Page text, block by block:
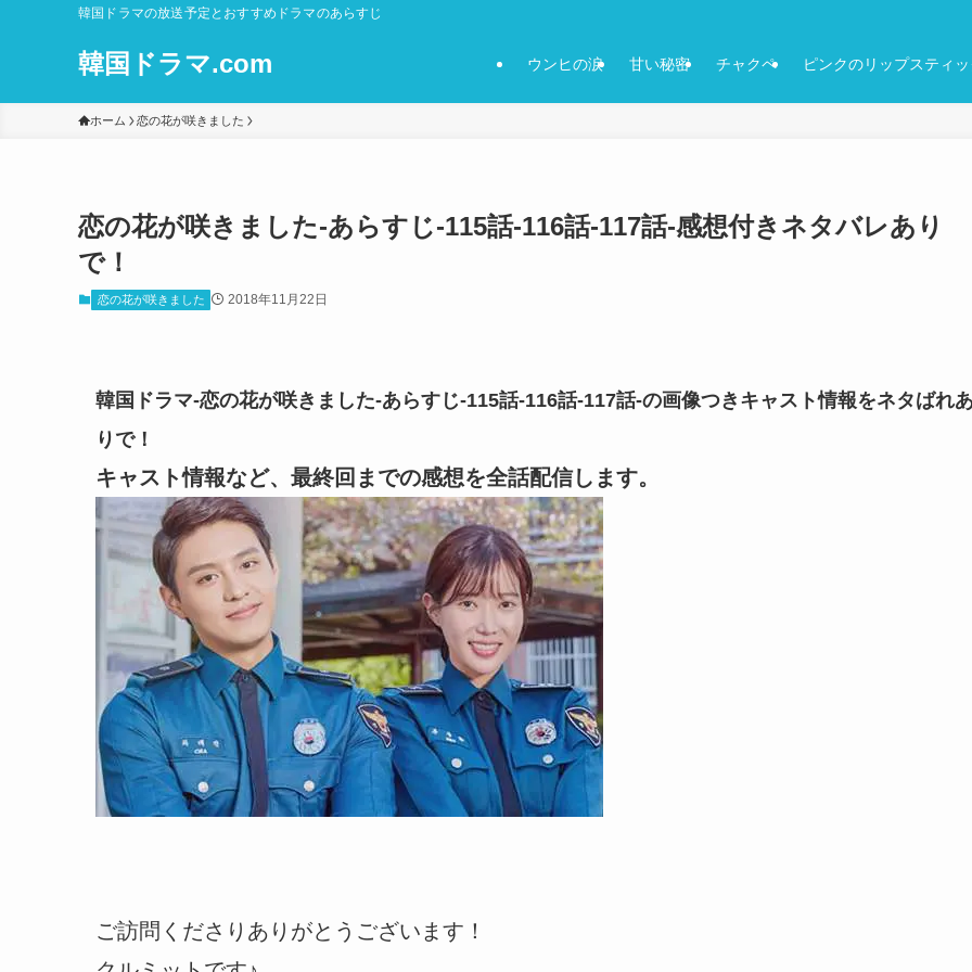
韓国ドラマの放送予定とおすすめドラマのあらすじ
韓国ドラマ.com ウンヒの涙 甘い秘密 チャクペ ピンクのリップスティ
ホーム 恋の花が咲きました
恋の花が咲きました-あらすじ-115話-116話-117話-感想付きネタバレあり
で！
恋の花が咲きました 2018年11月22日
韓国ドラマ-恋の花が咲きました-あらすじ-115話-116話-117話-の画像つきキャスト情報をネタばれ
りで！
キャスト情報など、最終回までの感想を全話配信します。
ご訪問くださりありがとうございます！